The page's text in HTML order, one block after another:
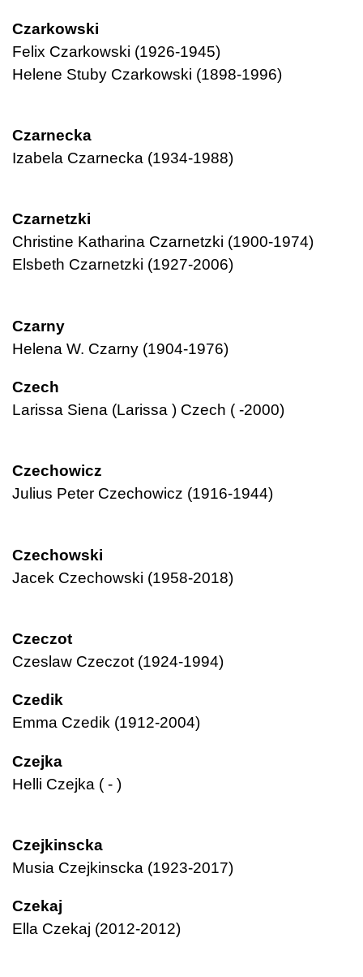
Czarkowski
Felix Czarkowski (1926-1945)
Helene Stuby Czarkowski (1898-1996)
Czarnecka
Izabela Czarnecka (1934-1988)
Czarnetzki
Christine Katharina Czarnetzki (1900-1974)
Elsbeth Czarnetzki (1927-2006)
Czarny
Helena W. Czarny (1904-1976)
Czech
Larissa Siena (Larissa ) Czech ( -2000)
Czechowicz
Julius Peter Czechowicz (1916-1944)
Czechowski
Jacek Czechowski (1958-2018)
Czeczot
Czeslaw Czeczot (1924-1994)
Czedik
Emma Czedik (1912-2004)
Czejka
Helli Czejka ( - )
Czejkinscka
Musia Czejkinscka (1923-2017)
Czekaj
Ella Czekaj (2012-2012)